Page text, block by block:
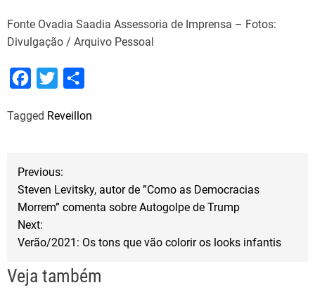
Fonte Ovadia Saadia Assessoria de Imprensa – Fotos:
Divulgação / Arquivo Pessoal
c
o
k
i
r
a
Tagged Reveillon
N
e
Previous:
Steven Levitsky, autor de ”Como as Democracias
Morrem” comenta sobre Autogolpe de Trump
Next:
Verão/2021: Os tons que vão colorir os looks infantis
Veja também